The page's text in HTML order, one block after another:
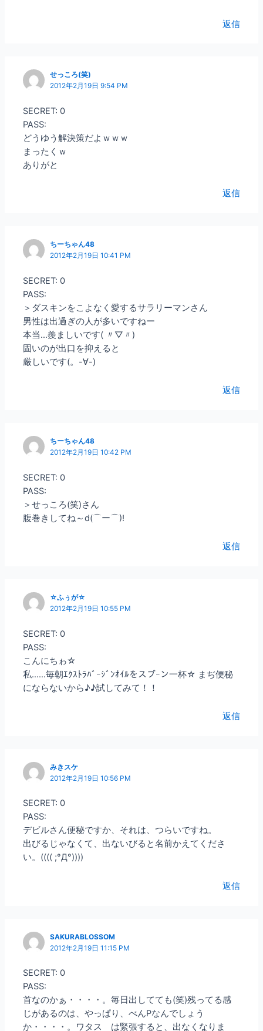
返信
せっころ(笑)
2012年2月19日 9:54 PM
SECRET: 0
PASS:
どうゆう解決策だよｗｗｗ
まったくｗ
ありがと
返信
ちーちゃん48
2012年2月19日 10:41 PM
SECRET: 0
PASS:
＞ダスキンをこよなく愛するサラリーマンさん
男性は出過ぎの人が多いですねー
本当…羨ましいです( 〃▽〃)
固いのが出口を抑えると
厳しいです(。-∀-)
返信
ちーちゃん48
2012年2月19日 10:42 PM
SECRET: 0
PASS:
＞せっころ(笑)さん
腹巻きしてね～d(⌒ー⌒)!
返信
☆ふぅが☆
2012年2月19日 10:55 PM
SECRET: 0
PASS:
こんにちゎ☆
私……毎朝ｴｸｽﾄﾗﾊﾞｰｼﾞﾝｵｲﾙをスブｰン一杯☆ まぢ便秘
にならないから♪♪試してみて！！
返信
みきスケ
2012年2月19日 10:56 PM
SECRET: 0
PASS:
デビルさん便秘ですか、それは、つらいですね。
出びるじゃなくて、出ないびると名前かえてくださ
い。(((( ;°Д°))))
返信
SAKURABLOSSOM
2012年2月19日 11:15 PM
SECRET: 0
PASS:
首なのかぁ・・・・。毎日出してても(笑)残ってる感
じがあるのは、やっぱり、べんPなんでしょう
か・・・・。ワタス は緊張すると、出なくなりま